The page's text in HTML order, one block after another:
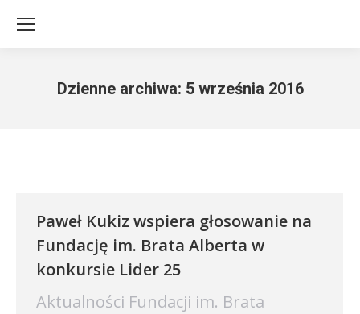
Dzienne archiwa: 5 września 2016
Paweł Kukiz wspiera głosowanie na
Fundację im. Brata Alberta w
konkursie Lider 25
Aktualności Fundacji im. Brata